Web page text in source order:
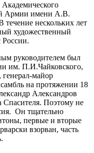
Армии имени А.В.
течение нескольких лет
художественный
России.
руководителем был
им. П.И.Чайковского,
майор
на протяжении 18
Александров
Спасителя. Поэтому не
Он тщательно
первые и вторые
взорван, часть